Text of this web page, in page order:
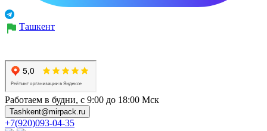
Ташкент
Работаем в будни, с 9:00 до 18:00 Мск
Tashkent@mirpack.ru
+7(920)093-04-35